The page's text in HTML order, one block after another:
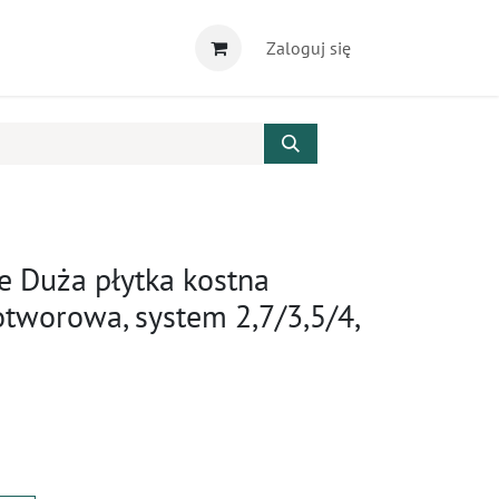
Zaloguj się
Duża płytka kostna
system 2,7/3,5/4,